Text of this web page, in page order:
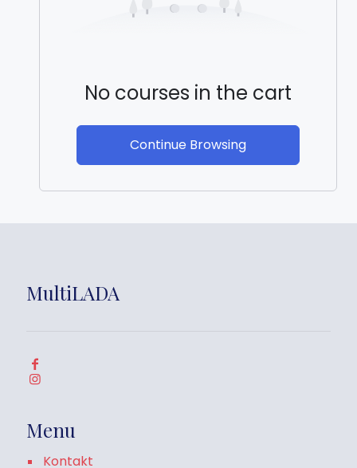
No courses in the cart
Continue Browsing
MultiLADA
Menu
Kontakt